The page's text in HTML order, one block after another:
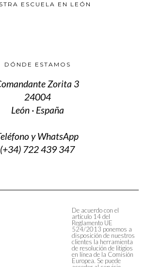
ESCUELA EN LEÓN
DÓNDE ESTAMOS
Zorita 3
24004
León · España
y WhatsApp
(+34) 722 439 347
De acuerdo con el
artículo 14 del
Reglamento UE
524/2013 ponemos a
disposición de nuestros
clientes la herramienta
de resolución de litigios
en línea de la Comisión
Europea. Se puede